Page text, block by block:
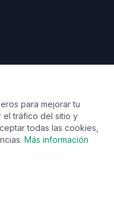
derechos reservados.
para mejorar tu
el tráfico del sitio y
todas las cookies,
Más información